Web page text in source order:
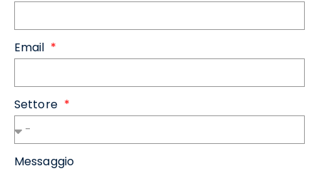
Email
Settore
Messaggio